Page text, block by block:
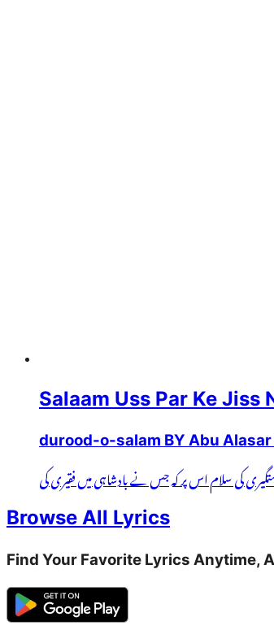
Salaam Uss Par Ke Jiss
durood-o-salam BY Abu
کی سلام اس پر کہ جس نے بادشاہی میں فقیری کی
Browse All Lyrics
Find Your Favorite Lyrics Anytime,